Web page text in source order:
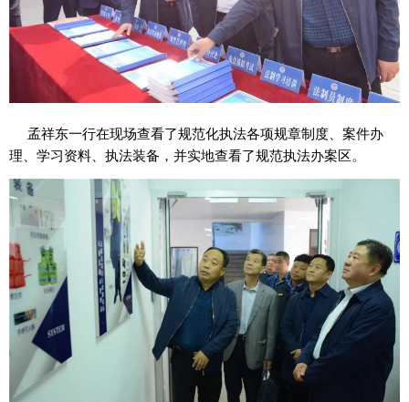
孟祥东一行在现场查看了规范化执法各项规章制度、案件办
理、学习资料、执法装备，并实地查看了规范执法办案区。